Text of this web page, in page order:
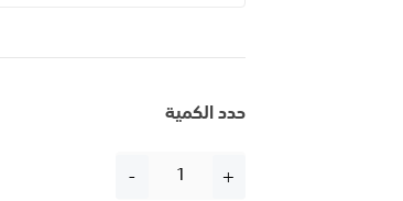
حدد الكمية
+
-